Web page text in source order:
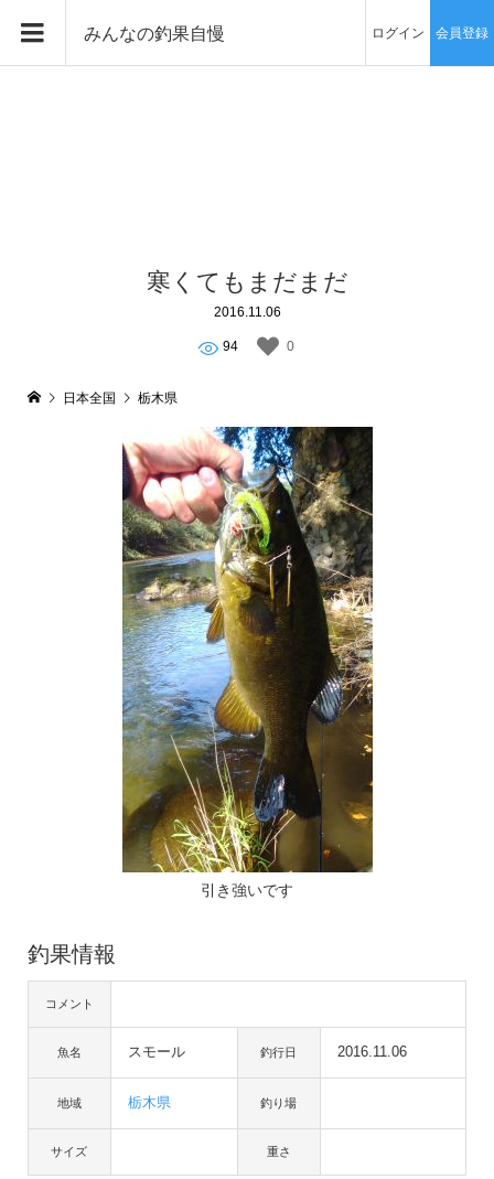
みんなの釣果自慢 ログイン 会員登録
寒くてもまだまだ
2016.11.06
94 0
日本全国 栃木県
引き強いです
釣果情報
コメント
魚名 スモール 釣行日 2016.11.06
地域 栃木県 釣り場
サイズ 重さ